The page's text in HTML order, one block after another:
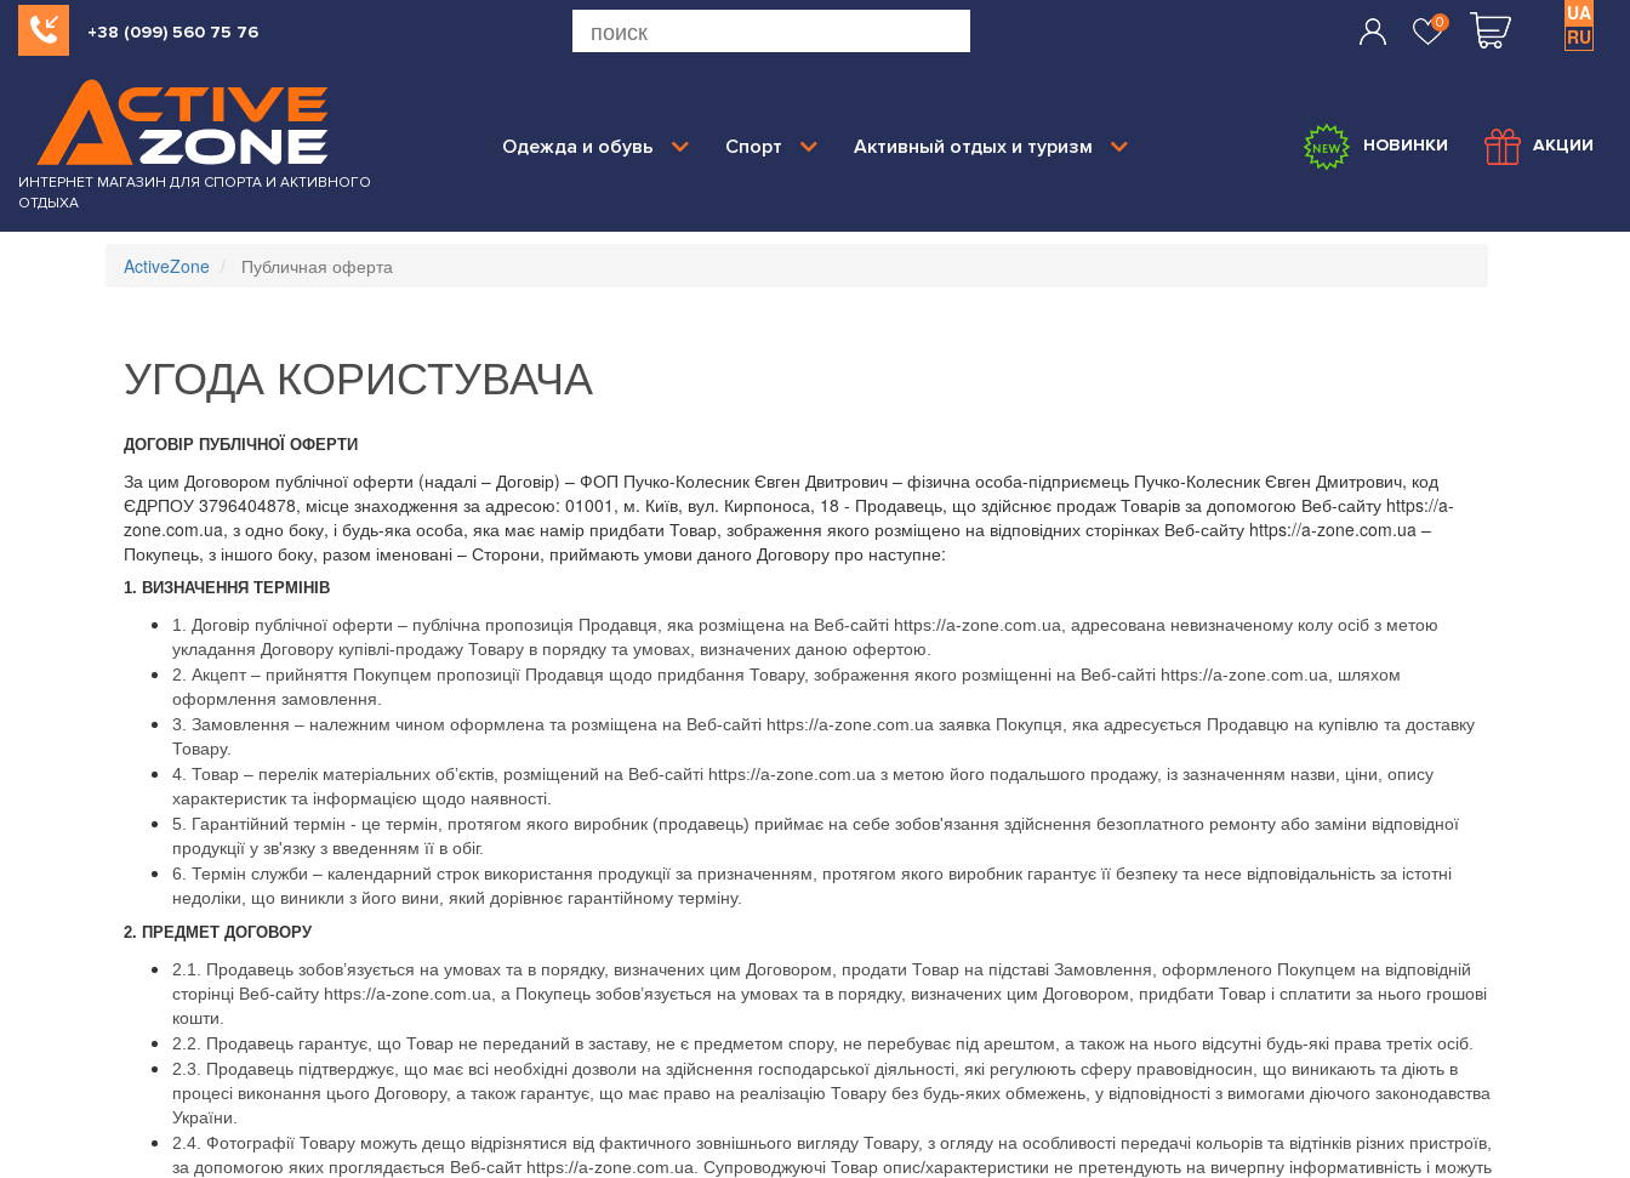
+38 (099) 560 75 76 0
UA
RU
ИНТЕРНЕТ МАГАЗИН ДЛЯ СПОРТА И АКТИВНОГО
ОТДЫХА
Одежда и обувь Спорт Активный отдых и туризм НОВИНКИ АКЦИИ
ActiveZone Публичная оферта
УГОДА КОРИСТУВАЧА
ДОГОВІР ПУБЛІЧНОЇ ОФЕРТИ
За цим Договором публічної оферти (надалі – Договір) – ФОП Пучко-Колесник Євген Двитрович – фізична особа-підприємець Пучко-Колесник Євген Дмитрович, код
ЄДРПОУ 3796404878, місце знаходження за адресою: 01001, м. Київ, вул. Кирпоноса, 18 - Продавець, що здійснює продаж Товарів за допомогою Веб-сайту https://a-
zone.com.ua, з одно боку, і будь-яка особа, яка має намір придбати Товар, зображення якого розміщено на відповідних сторінках Веб-сайту https://a-zone.com.ua –
Покупець, з іншого боку, разом іменовані – Сторони, приймають умови даного Договору про наступне:
1. ВИЗНАЧЕННЯ ТЕРМІНІВ
1. Договір публічної оферти – публічна пропозиція Продавця, яка розміщена на Веб-сайті https://a-zone.com.ua, адресована невизначеному колу осіб з метою
укладання Договору купівлі-продажу Товару в порядку та умовах, визначених даною офертою.
2. Акцепт – прийняття Покупцем пропозиції Продавця щодо придбання Товару, зображення якого розміщенні на Веб-сайті https://a-zone.com.ua, шляхом
оформлення замовлення.
3. Замовлення – належним чином оформлена та розміщена на Веб-сайті https://a-zone.com.ua заявка Покупця, яка адресується Продавцю на купівлю та доставку
Товару.
4. Товар – перелік матеріальних об’єктів, розміщений на Веб-сайті https://a-zone.com.ua з метою його подальшого продажу, із зазначенням назви, ціни, опису
характеристик та інформацією щодо наявності.
5. Гарантійний термін - це термін, протягом якого виробник (продавець) приймає на себе зобов'язання здійснення безоплатного ремонту або заміни відповідної
продукції у зв'язку з введенням її в обіг.
6. Термін служби – календарний строк використання продукції за призначенням, протягом якого виробник гарантує її безпеку та несе відповідальність за істотні
недоліки, що виникли з його вини, який дорівнює гарантійному терміну.
2. ПРЕДМЕТ ДОГОВОРУ
2.1. Продавець зобов’язується на умовах та в порядку, визначених цим Договором, продати Товар на підставі Замовлення, оформленого Покупцем на відповідній
сторінці Веб-сайту https://a-zone.com.ua, а Покупець зобов’язується на умовах та в порядку, визначених цим Договором, придбати Товар і сплатити за нього грошові
кошти.
2.2. Продавець гарантує, що Товар не переданий в заставу, не є предметом спору, не перебуває під арештом, а також на нього відсутні будь-які права третіх осіб.
2.3. Продавець підтверджує, що має всі необхідні дозволи на здійснення господарської діяльності, які регулюють сферу правовідносин, що виникають та діють в
процесі виконання цього Договору, а також гарантує, що має право на реалізацію Товару без будь-яких обмежень, у відповідності з вимогами діючого законодавства
України.
2.4. Фотографії Товару можуть дещо відрізнятися від фактичного зовнішнього вигляду Товару, з огляду на особливості передачі кольорів та відтінків різних пристроїв,
за допомогою яких проглядається Веб-сайт https://a-zone.com.ua. Супроводжуючі Товар опис/характеристики не претендують на вичерпну інформативність і можуть